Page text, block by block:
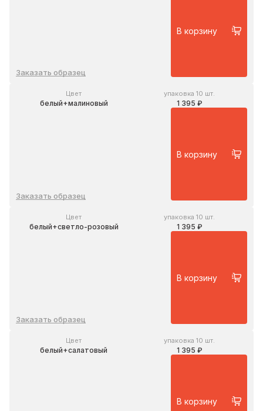
Заказать образец
В корзину
Цвет
белый+малиновый
упаковка 10 шт.
1 395 ₽
Заказать образец
В корзину
Цвет
белый+светло-розовый
упаковка 10 шт.
1 395 ₽
Заказать образец
В корзину
Цвет
белый+салатовый
упаковка 10 шт.
1 395 ₽
В корзину